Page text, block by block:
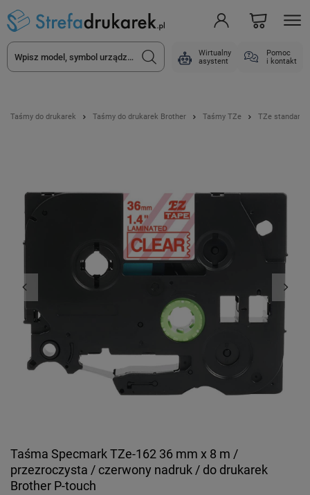
Wirtualny
asystent
Pomoc
i kontakt
Taśmy do drukarek Taśmy do drukarek Brother Taśmy TZe TZe
Taśma Specmark TZe-162 36 mm x 8 m /
przezroczysta / czerwony nadruk / do drukarek
Brother P-touch